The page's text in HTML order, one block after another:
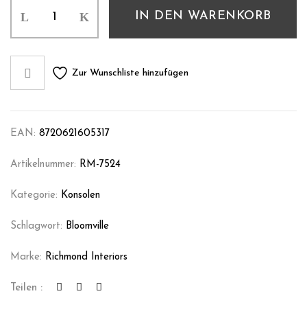
IN DEN WARENKORB
Zur Wunschliste hinzufügen
EAN: 8720621605317
Artikelnummer: RM-7524
Kategorie: Konsolen
Schlagwort: Bloomville
Marke: Richmond Interiors
Teilen :